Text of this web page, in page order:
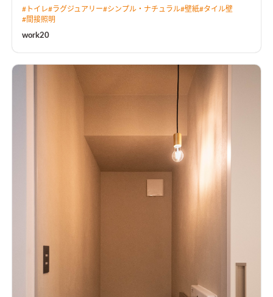
# トイレ#ラグジュアリー#シンプル・ナチュラル#壁紙#タイル壁
#間接照明
work20